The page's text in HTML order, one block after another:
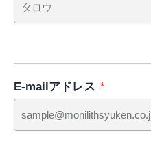
E-mailアドレス